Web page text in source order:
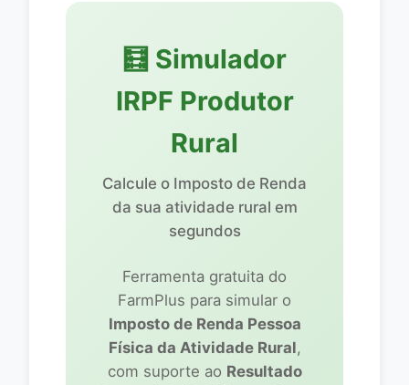
Obrigatoriedade LCDPR
Perguntas Frequentes
OUTROS MANUAIS
Farmplus Solo — Visão Geral
Compras e Vendas
Contas a Pagar/Receber
🧮 Simulador
IRPF Produtor
Rural
Calcule o Imposto de Renda
da sua atividade rural em
segundos
Ferramenta gratuita do
FarmPlus para simular o
Imposto de Renda Pessoa
Física da Atividade Rural,
com suporte ao Resultado